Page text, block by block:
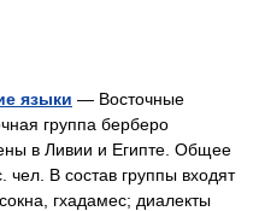
языки — Восточные
группа берберо
в Ливии и Египте. Общее
В состав группы входят
гхадамес; диалекты